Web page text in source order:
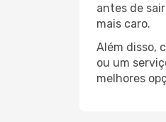
antes de
mais caro.
Além disso,
ou um
melhores